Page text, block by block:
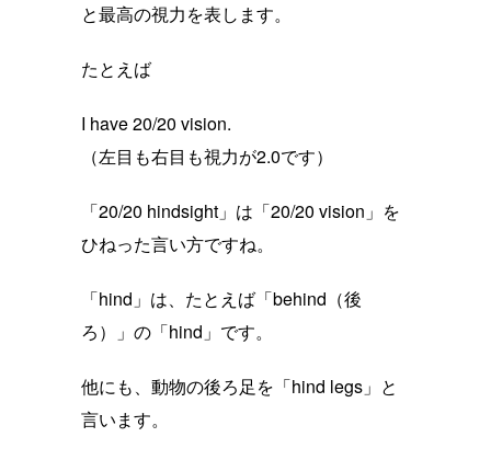
と最高の視力を表します。
たとえば
I have 20/20 vision.
（左目も右目も視力が2.0です）
「20/20 hindsight」は「20/20 vision」を
ひねった言い方ですね。
「hind」は、たとえば「behind（後
ろ）」の「hind」です。
他にも、動物の後ろ足を「hind legs」と
言います。